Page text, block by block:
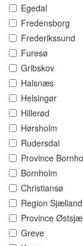
Egedal
Fredensborg
Frederikssund
Furesø
Gribskov
Halsnæs
Helsingør
Hillerød
Hørsholm
Rudersdal
Province
Bornholm
Christiansø
Region Sjælland
Province
Greve